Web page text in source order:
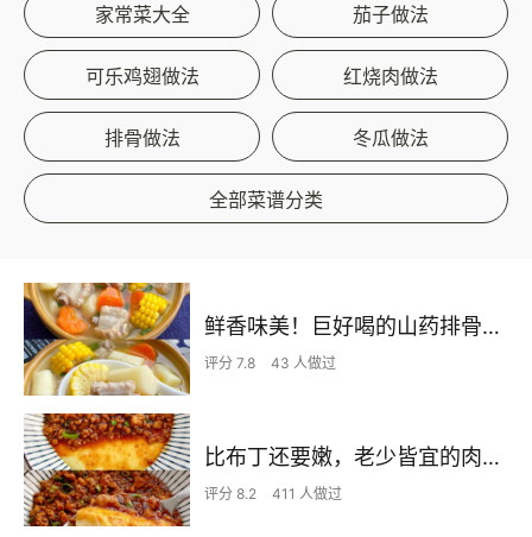
家常菜大全 茄子做法
可乐鸡翅做法 红烧肉做法
排骨做法 冬瓜做法
全部菜谱分类
鲜香味美！巨好喝的山药排骨汤！！
评分 7.8 43 人做过
比布丁还要嫩，老少皆宜的肉沫蒸蛋
评分 8.2 411 人做过